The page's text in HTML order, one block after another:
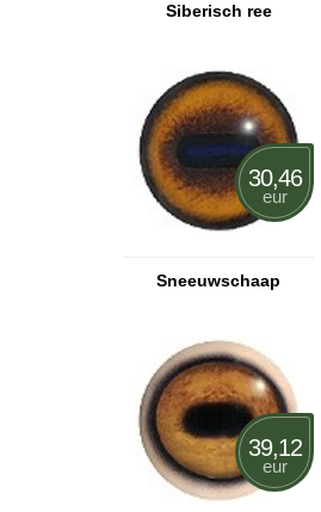
Siberisch ree
Sneeuwschaap
30,46
eur
39,12
eur